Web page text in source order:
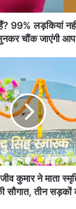
99% लड़क‍ियां
चौंक जाएंगी आप
कुमार ने माता
सौगात, तीन सड़कों